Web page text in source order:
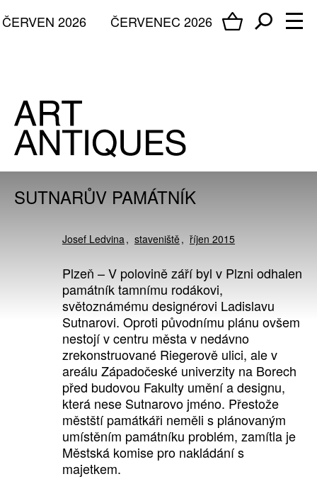
ČERVENEC 2026
ČERVEN 2026
SUTNARŮV PAMÁTNÍK
Josef Ledvina staveniště říjen 2015
Plzeň – V polovině září byl v Plzni odhalen
památník tamnímu rodákovi,
světoznámému designérovi Ladislavu
Sutnarovi. Oproti původnímu plánu ovšem
nestojí v centru města v nedávno
zrekonstruované Riegerově ulici, ale v
areálu Západočeské univerzity na Borech
před budovou Fakulty umění a designu,
která nese Sutnarovo jméno. Přestože
městští památkáři neměli s plánovaným
umístěním památníku problém, zamítla je
Městská komise pro nakládání s
majetkem.